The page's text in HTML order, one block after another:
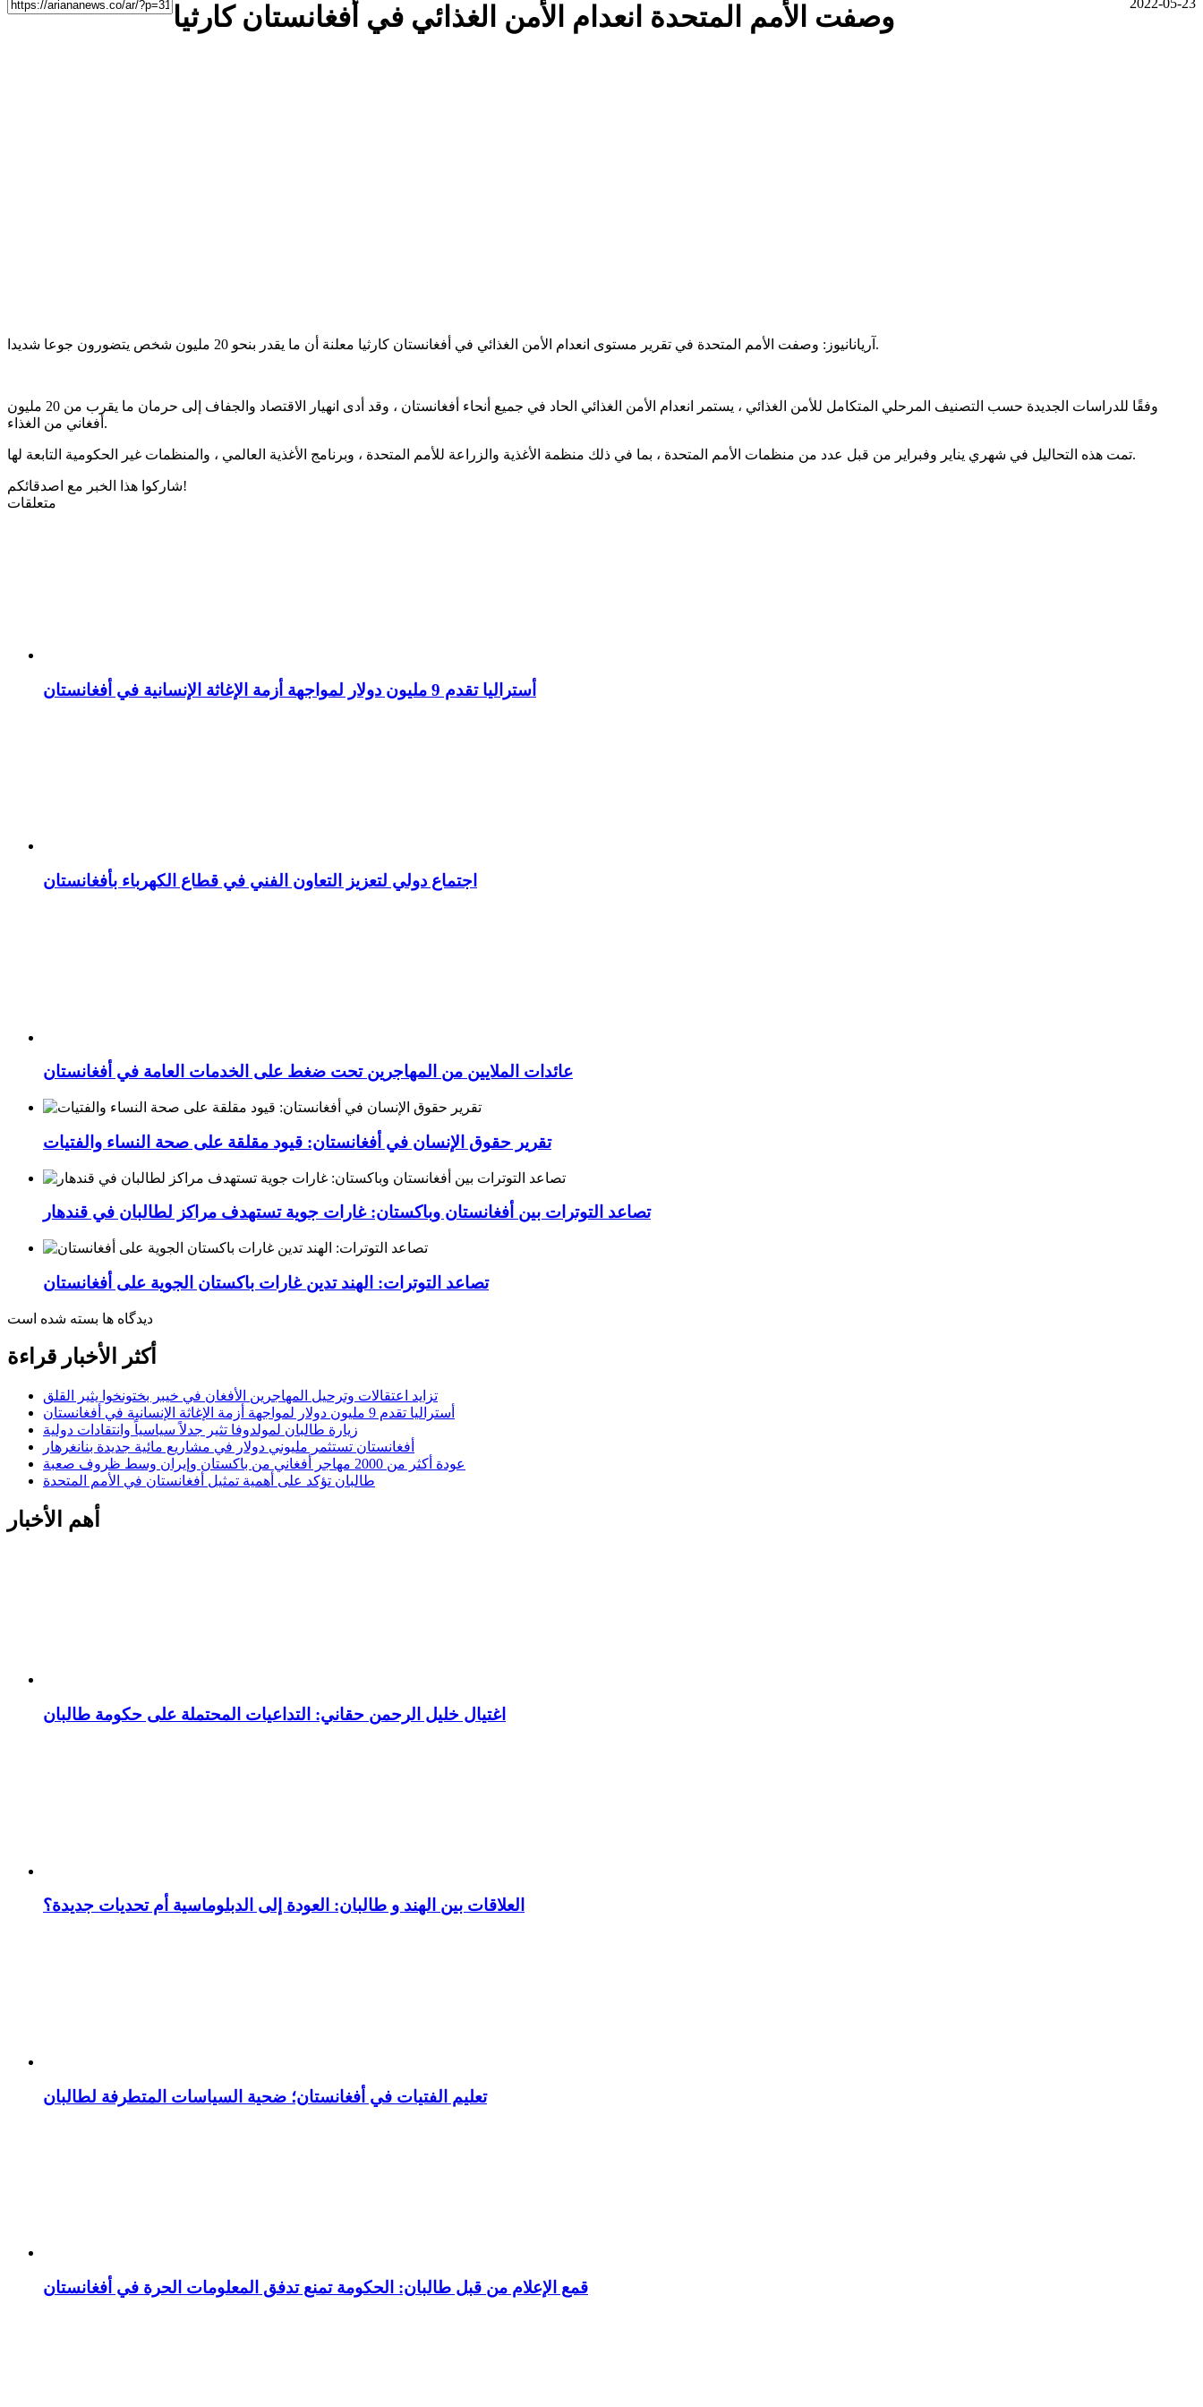
2022-05-23
وصفت الأمم المتحدة انعدام الأمن الغذائي في أفغانستان كارثيا
آریانانیوز: وصفت الأمم المتحدة في تقرير مستوى انعدام الأمن الغذائي في أفغانستان كارثيا معلنة أن ما يقدر بنحو 20 مليون شخص يتضورون جوعا شديدا.
وفقًا للدراسات الجديدة حسب التصنيف المرحلي المتكامل للأمن الغذائي ، يستمر انعدام الأمن الغذائي الحاد في جميع أنحاء أفغانستان ، وقد أدى انهيار الاقتصاد والجفاف إلى حرمان ما يقرب من 20 مليون
أفغاني من الغذاء.
تمت هذه التحاليل في شهري يناير وفبراير من قبل عدد من منظمات الأمم المتحدة ، بما في ذلك منظمة الأغذية والزراعة للأمم المتحدة ، وبرنامج الأغذية العالمي ، والمنظمات غير الحكومية التابعة لها.
شاركوا هذا الخبر مع اصدقائكم!
متعلقات
أستراليا تقدم 9 مليون دولار لمواجهة أزمة الإغاثة الإنسانية في أفغانستان
اجتماع دولي لتعزيز التعاون الفني في قطاع الكهرباء بأفغانستان
عائدات الملايين من المهاجرين تحت ضغط على الخدمات العامة في أفغانستان
تقرير حقوق الإنسان في أفغانستان: قيود مقلقة على صحة النساء والفتيات
تصاعد التوترات بين أفغانستان وباكستان: غارات جوية تستهدف مراكز لطالبان في قندهار
تصاعد التوترات: الهند تدين غارات باكستان الجوية على أفغانستان
دیدگاه ها بسته شده است
أكثر الأخبار قراءة
تزايد اعتقالات وترحيل المهاجرين الأفغان في خيبر بختونخوا يثير القلق
أستراليا تقدم 9 مليون دولار لمواجهة أزمة الإغاثة الإنسانية في أفغانستان
زيارة طالبان لمولدوفا تثير جدلاً سياسياً وانتقادات دولية
أفغانستان تستثمر مليوني دولار في مشاريع مائية جديدة بنانغرهار
عودة أكثر من 2000 مهاجر أفغاني من باكستان وإيران وسط ظروف صعبة
طالبان تؤكد على أهمية تمثيل أفغانستان في الأمم المتحدة
أهم الأخبار
اغتيال خليل الرحمن حقاني: التداعيات المحتملة على حكومة طالبان
العلاقات بين الهند و طالبان: العودة إلى الدبلوماسية أم تحديات جديدة؟
تعليم الفتيات في أفغانستان؛ ضحية السياسات المتطرفة لطالبان
قمع الإعلام من قبل طالبان: الحكومة تمنع تدفق المعلومات الحرة في أفغانستان